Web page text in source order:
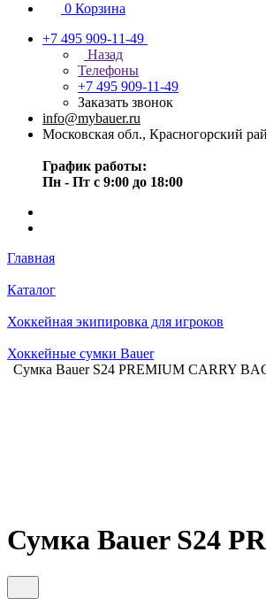
0 Корзина
+7 495 909-11-49
Назад
Телефоны
+7 495 909-11-49
Заказать звонок
info@mybauer.ru
Московская обл., Красногорский
График работы:
Пн - Пт с 9:00 до 18:00
Главная
Каталог
Хоккейная экипировка для игроков
Хоккейные сумки Bauer
Сумка Bauer S24 PREMIUM CARRY
Сумка Bauer S24